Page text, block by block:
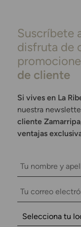
Suscríbete
disfruta de
de cliente
Si vives en La
nuestra
cliente Zamarripa
ventajas